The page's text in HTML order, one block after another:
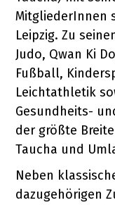
MitgliederInnen
Leipzig. Zu
Judo, Qwan Ki
Fußball,
Leichtathletik
Gesundheits-
der größte
Taucha und
Neben
dazugehörigen